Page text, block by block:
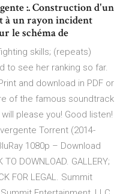
:. Construction d'un
à un rayon incident
le schéma de
skills; (repeats)
to see her ranking so far.
and download in PDF or
of the famous soundtrack
please you! Good listen!
Torrent (2014-
1080p – Download
DOWNLOAD. GALLERY;
FOR LEGAL. Summit